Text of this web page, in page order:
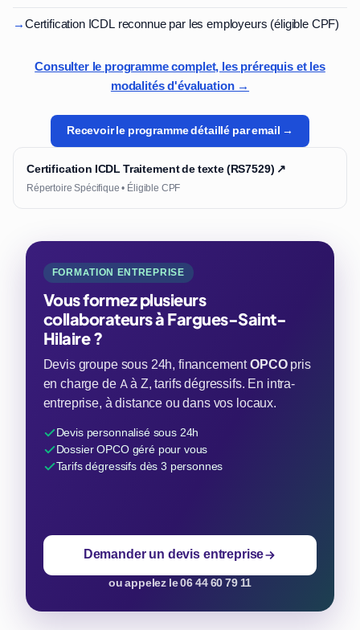
→Certification ICDL reconnue par les employeurs (éligible CPF)
Consulter le programme complet, les prérequis et les
modalités d'évaluation →
Recevoir le programme détaillé par email →
Certification ICDL Traitement de texte (RS7529) ↗
Répertoire Spécifique • Éligible CPF
FORMATION ENTREPRISE
Vous formez plusieurs
collaborateurs à Fargues-Saint-
Hilaire ?
Devis groupe sous 24h, financementOPCOpris
en charge de A à Z, tarifs dégressifs. En intra-
entreprise, à distance ou dans vos locaux.
Devis personnalisé sous 24h
Dossier OPCO géré pour vous
Tarifs dégressifs dès 3 personnes
Demander un devis entreprise
ou appelez le 06 44 60 79 11